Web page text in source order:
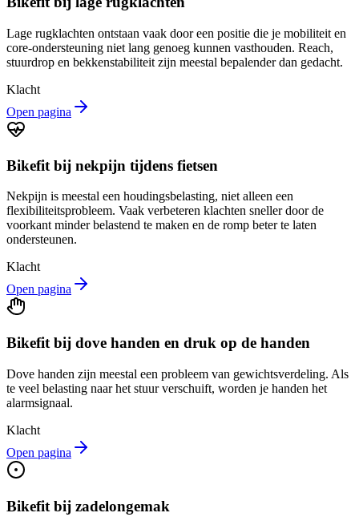
Lage rugklachten ontstaan vaak door een positie die je mobiliteit en
core-ondersteuning niet lang genoeg kunnen vasthouden. Reach,
stuurdrop en bekkenstabiliteit zijn meestal bepalender dan gedacht.
Klacht
Open pagina
Bikefit bij nekpijn tijdens fietsen
Nekpijn is meestal een houdingsbelasting, niet alleen een
flexibiliteitsprobleem. Vaak verbeteren klachten sneller door de
voorkant minder belastend te maken en de romp beter te laten
ondersteunen.
Klacht
Open pagina
Bikefit bij dove handen en druk op de handen
Dove handen zijn meestal een probleem van gewichtsverdeling. Als
te veel belasting naar het stuur verschuift, worden je handen het
alarmsignaal.
Klacht
Open pagina
Bikefit bij zadelongemak